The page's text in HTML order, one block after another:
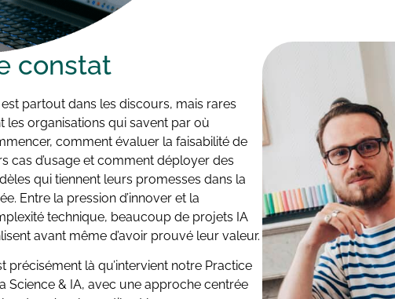
constat
est partout dans les discours, mais rares
les organisations qui savent par où
comment évaluer la faisabilité de
cas d’usage et comment déployer des
qui tiennent leurs promesses dans la
Entre la pression d’innover et la
technique, beaucoup de projets IA
avant même d’avoir prouvé leur valeur.
précisément là qu’intervient notre Practice
Science & IA, avec une approche centrée